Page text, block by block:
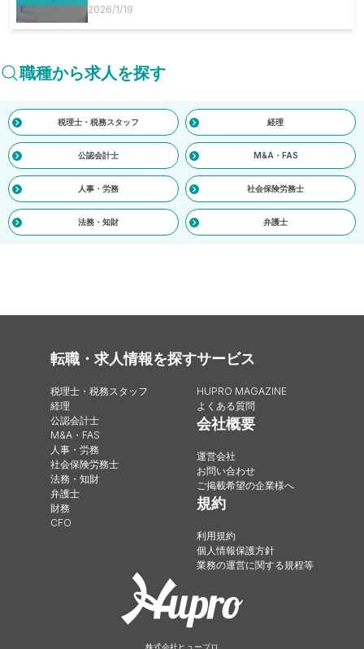
2026/1/19
職種から求人を探す
税理士・税務スタッフ 経理
公認会計士 M&A・FAS
人事・労務 社会保険労務士
法務・知財 弁護士
転職・求人情報を探す
税理士・税務スタッフ
経理
公認会計士
M&A・FAS
人事・労務
社会保険労務士
法務・知財
弁護士
財務
CFO
サービス
HUPRO MAGAZINE
よくある質問
会社概要
運営会社
お問い合わせ
ご掲載希望の企業様へ
規約
利用規約
個人情報保護方針
業務の運営に関する規程等
株式会社ヒュープロ